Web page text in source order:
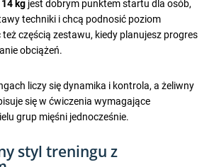
14 kg jest dobrym punktem startu dla osób,
techniki i chcą podnosić poziom
częścią zestawu, kiedy planujesz progres
obciążeń.
liczy się dynamika i kontrola, a żeliwny
się w ćwiczenia wymagające
grup mięśni jednocześnie.
styl treningu z